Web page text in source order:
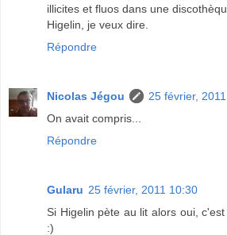
illicites et fluos dans une
Higelin, je veux dire.
Répondre
Nicolas Jégou
25 février,
On avait compris...
Répondre
Gularu 25 février, 2011 10:30
Si Higelin pète au lit alors oui,
:)